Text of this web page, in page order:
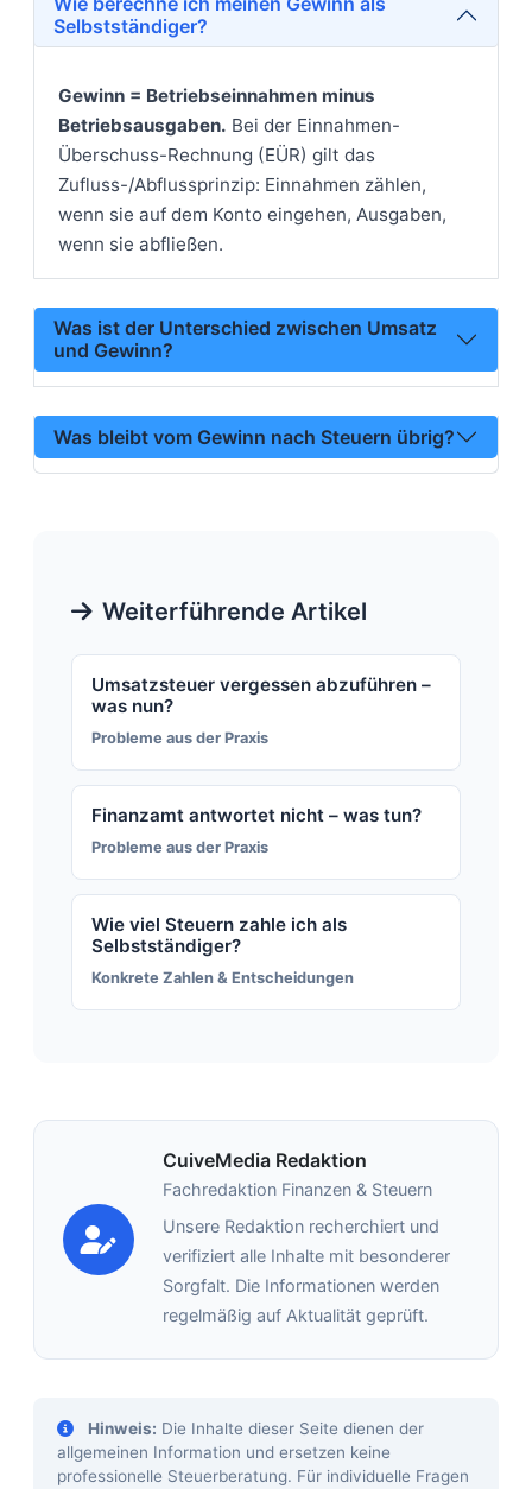
Selbstständiger?
Gewinn = Betriebseinnahmen minus
Betriebsausgaben. Bei der Einnahmen-
Überschuss-Rechnung (EÜR) gilt das
Zufluss-/Abflussprinzip: Einnahmen zählen,
wenn sie auf dem Konto eingehen, Ausgaben,
wenn sie abfließen.
Was ist der Unterschied zwischen Umsatz
und Gewinn?
Was bleibt vom Gewinn nach Steuern übrig?
Weiterführende Artikel
Umsatzsteuer vergessen abzuführen –
was nun?
Probleme aus der Praxis
Finanzamt antwortet nicht – was tun?
Probleme aus der Praxis
Wie viel Steuern zahle ich als
Selbstständiger?
Konkrete Zahlen & Entscheidungen
CuiveMedia Redaktion
Fachredaktion Finanzen & Steuern
Unsere Redaktion recherchiert und
verifiziert alle Inhalte mit besonderer
Sorgfalt. Die Informationen werden
regelmäßig auf Aktualität geprüft.
Hinweis: Die Inhalte dieser Seite dienen der
allgemeinen Information und ersetzen keine
professionelle Steuerberatung. Für individuelle Fragen